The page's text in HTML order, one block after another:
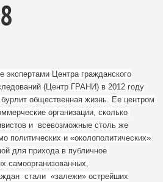
экспертами Центра гражданского
(Центр ГРАНИ) в 2012 году
общественная жизнь. Ее центром
организации, сколько
и всевозможные столь же
политических и «околополитических»
для прихода в публичное
самоорганизованных,
стали «залежи» острейших